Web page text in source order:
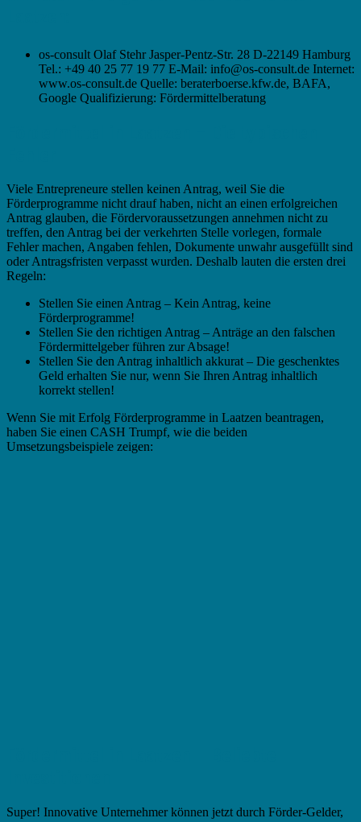
os-consult Olaf Stehr Jasper-Pentz-Str. 28 D-22149 Hamburg
Tel.: +49 40 25 77 19 77 E-Mail: info@os-consult.de Internet:
www.os-consult.de Quelle: beraterboerse.kfw.de, BAFA,
Google Qualifizierung: Fördermittelberatung
Viele Entrepreneure stellen keinen Antrag, weil Sie die
Förderprogramme nicht drauf haben, nicht an einen erfolgreichen
Antrag glauben, die Fördervoraussetzungen annehmen nicht zu
treffen, den Antrag bei der verkehrten Stelle vorlegen, formale
Fehler machen, Angaben fehlen, Dokumente unwahr ausgefüllt sind
oder Antragsfristen verpasst wurden. Deshalb lauten die ersten drei
Regeln:
Stellen Sie einen Antrag – Kein Antrag, keine
Förderprogramme!
Stellen Sie den richtigen Antrag – Anträge an den falschen
Fördermittelgeber führen zur Absage!
Stellen Sie den Antrag inhaltlich akkurat – Die geschenktes
Geld erhalten Sie nur, wenn Sie Ihren Antrag inhaltlich
korrekt stellen!
Wenn Sie mit Erfolg Förderprogramme in Laatzen beantragen,
haben Sie einen CASH Trumpf, wie die beiden
Umsetzungsbeispiele zeigen:
Super! Innovative Unternehmer können jetzt durch Förder-Gelder,